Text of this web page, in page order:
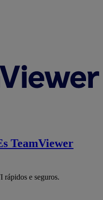
TeamViewer
rápidos e seguros.